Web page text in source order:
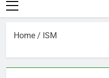
Home / ISM